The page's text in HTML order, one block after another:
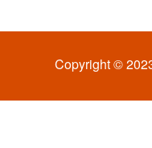
Copyright ©